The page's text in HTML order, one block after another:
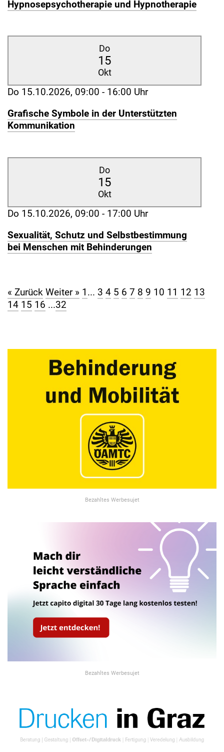
Hypnosepsychotherapie und Hypnotherapie
Do
15
Okt
Do 15.10.2026, 09:00 - 16:00 Uhr
Grafische Symbole in der Unterstützten
Kommunikation
Do
15
Okt
Do 15.10.2026, 09:00 - 17:00 Uhr
Sexualität, Schutz und Selbstbestimmung
bei Menschen mit Behinderungen
« Zurück Weiter » 1 ... 3 4 5 6 7 8 9 10 11 12 13
14 15 16 ...32
Bezahltes Werbesujet
Bezahltes Werbesujet